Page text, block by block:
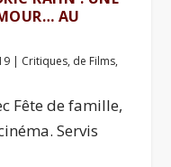
AU
| Critiques, de Films,
Fête de famille,
Servis